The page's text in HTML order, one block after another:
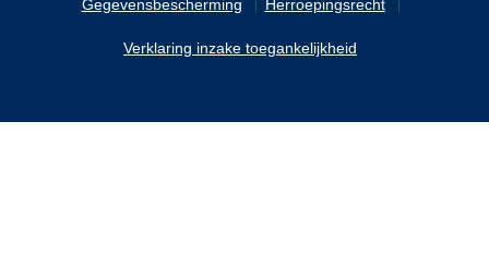
Gegevensbescherming Herroepingsrecht
Verklaring inzake toegankelijkheid